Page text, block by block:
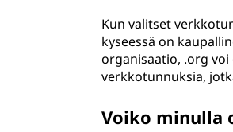
Kun valitset
kyseessä on
organisaatio, .org
verkkotunnuksia,
Voiko minulla